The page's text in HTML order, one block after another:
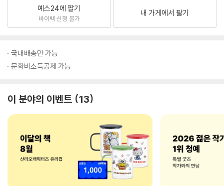
예스24에 팔기
바이백 신청 불가
내 가게에서 팔기
국내배송만 가능
문화비소득공제 가능
이 분야의 이벤트 13